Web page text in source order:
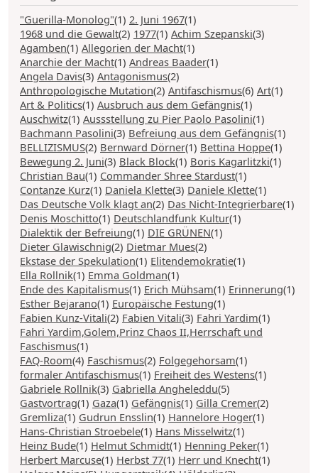
"Guerilla-Monolog"(1) 2. Juni 1967(1)
1968 und die Gewalt(2) 1977(1) Achim Szepanski(3)
Agamben(1) Allegorien der Macht(1)
Anarchie der Macht(1) Andreas Baader(1)
Angela Davis(3) Antagonismus(2)
Anthropologische Mutation(2) Antifaschismus(6) Art(1)
Art & Politics(1) Ausbruch aus dem Gefängnis(1)
Auschwitz(1) Aussstellung zu Pier Paolo Pasolini(1)
Bachmann Pasolini(3) Befreiung aus dem Gefängnis(1)
BELLIZISMUS(2) Bernward Dörner(1) Bettina Hoppe(1)
Bewegung 2. Juni(3) Black Block(1) Boris Kagarlitzki(1)
Christian Bau(1) Commander Shree Stardust(1)
Contanze Kurz(1) Daniela Klette(3) Daniele Klette(1)
Das Deutsche Volk klagt an(2) Das Nicht-Integrierbare(1)
Denis Moschitto(1) Deutschlandfunk Kultur(1)
Dialektik der Befreiung(1) DIE GRÜNEN(1)
Dieter Glawischnig(2) Dietmar Mues(2)
Ekstase der Spekulation(1) Elitendemokratie(1)
Ella Rollnik(1) Emma Goldman(1)
Ende des Kapitalismus(1) Erich Mühsam(1) Erinnerung(1)
Esther Bejarano(1) Europäische Festung(1)
Fabien Kunz-Vitali(2) Fabien Vitali(3) Fahri Yardim(1)
Fahri Yardim,Golem,Prinz Chaos II,Herrschaft und
Faschismus(1)
FAQ-Room(4) Faschismus(2) Folgegehorsam(1)
formaler Antifaschismus(1) Freiheit des Westens(1)
Gabriele Rollnik(3) Gabriella Angheleddu(5)
Gastvortrag(1) Gaza(1) Gefängnis(1) Gilla Cremer(2)
Gremliza(1) Gudrun Ensslin(1) Hannelore Hoger(1)
Hans-Christian Stroebele(1) Hans Misselwitz(1)
Heinz Bude(1) Helmut Schmidt(1) Henning Peker(1)
Herbert Marcuse(1) Herbst 77(1) Herr und Knecht(1)